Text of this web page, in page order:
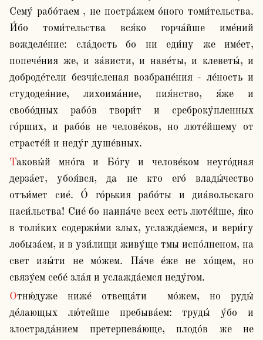
Сему́ рабо́таем , не постра́жем о́ного томи́тельства.
И́бо томи́тельства вся́ко горча́йше име́ний
вожделе́ние: сла́дость бо ни еди́ну же име́ет,
попече́ния же, и за́висти, и наве́ты, и клеветы́, и
доброде́тели безчи́сленая возбране́ния - ле́ность и
студодея́ние, лихоима́ние, пия́нство, я́же и
свобо́дных рабо́в твори́т и среброку́пленных
го́рших, и рабо́в не челове́ков, но люте́йшему от
страсте́й и неду́г душе́вных.
Таковы́й мно́га и Бо́гу и челове́ком неуго́дная
дерза́ет, убоя́вся, да не кто его́ влады́чество
отъи́мет сие́. О́ го́рькия рабо́ты и диа́вольскаго
наси́льства! Сие́ бо наипа́че всех есть люте́йше, я́ко
в толи́ких содержи́ми злых, услажда́емся, и вери́гу
лобыза́ем, и в узи́лищи живу́ще тмы испо́лненом, на
свет изы́ти не мо́жем. Па́че е́же не хо́щем, но
связу́ем себе́ зла́я и услажда́емся неду́гом.
Отню́дуже ниже́ отвеща́ти  мо́жем, но руды́
де́лающых лю́тейше пребыва́ем: труды́ у́бо и
злострада́нием претерпева́юще, плодо́в же не